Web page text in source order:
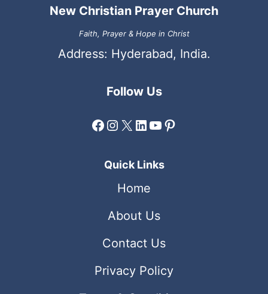
New Christian Prayer Church
Faith, Prayer & Hope in Christ
Address: Hyderabad, India.
Follow Us
Facebook
Instagram
X LinkedIn
YouTube
Pinterest
Quick Links
Home
About Us
Contact Us
Privacy Policy